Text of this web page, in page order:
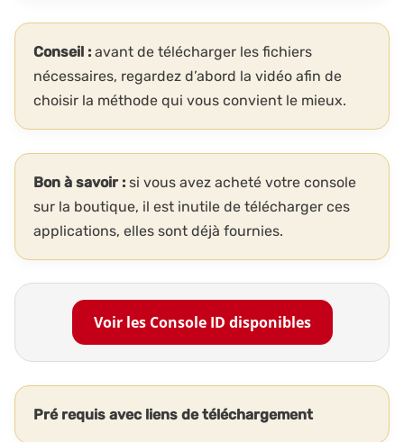
Conseil : avant de télécharger les fichiers
nécessaires, regardez d’abord la vidéo afin de
choisir la méthode qui vous convient le mieux.
Bon à savoir : si vous avez acheté votre console
sur la boutique, il est inutile de télécharger ces
applications, elles sont déjà fournies.
Voir les Console ID disponibles
Pré requis avec liens de téléchargement